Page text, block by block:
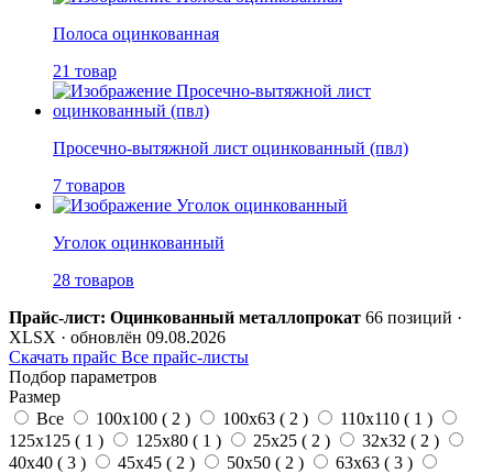
Полоса оцинкованная
21 товар
Просечно-вытяжной лист оцинкованный (пвл)
7 товаров
Уголок оцинкованный
28 товаров
Прайс-лист: Оцинкованный металлопрокат 66 позиций ·
XLSX · обновлён 09.08.2026
Скачать прайс Все прайс-листы
Подбор параметров
Размер
Все
100х100 ( 2 ) 100х63 ( 2 ) 110х110 ( 1 )
125х125 ( 1 ) 125х80 ( 1 ) 25х25 ( 2 ) 32х32 ( 2 )
40х40 ( 3 ) 45х45 ( 2 ) 50х50 ( 2 ) 63х63 ( 3 )